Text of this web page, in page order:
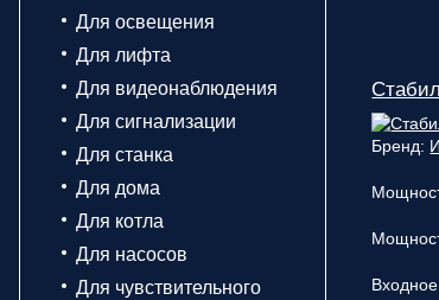
Для освещения
Для лифта
Для видеонаблюдения
Для сигнализации
Для станка
Для дома
Для котла
Для насосов
Для чувствительного
Бренд: